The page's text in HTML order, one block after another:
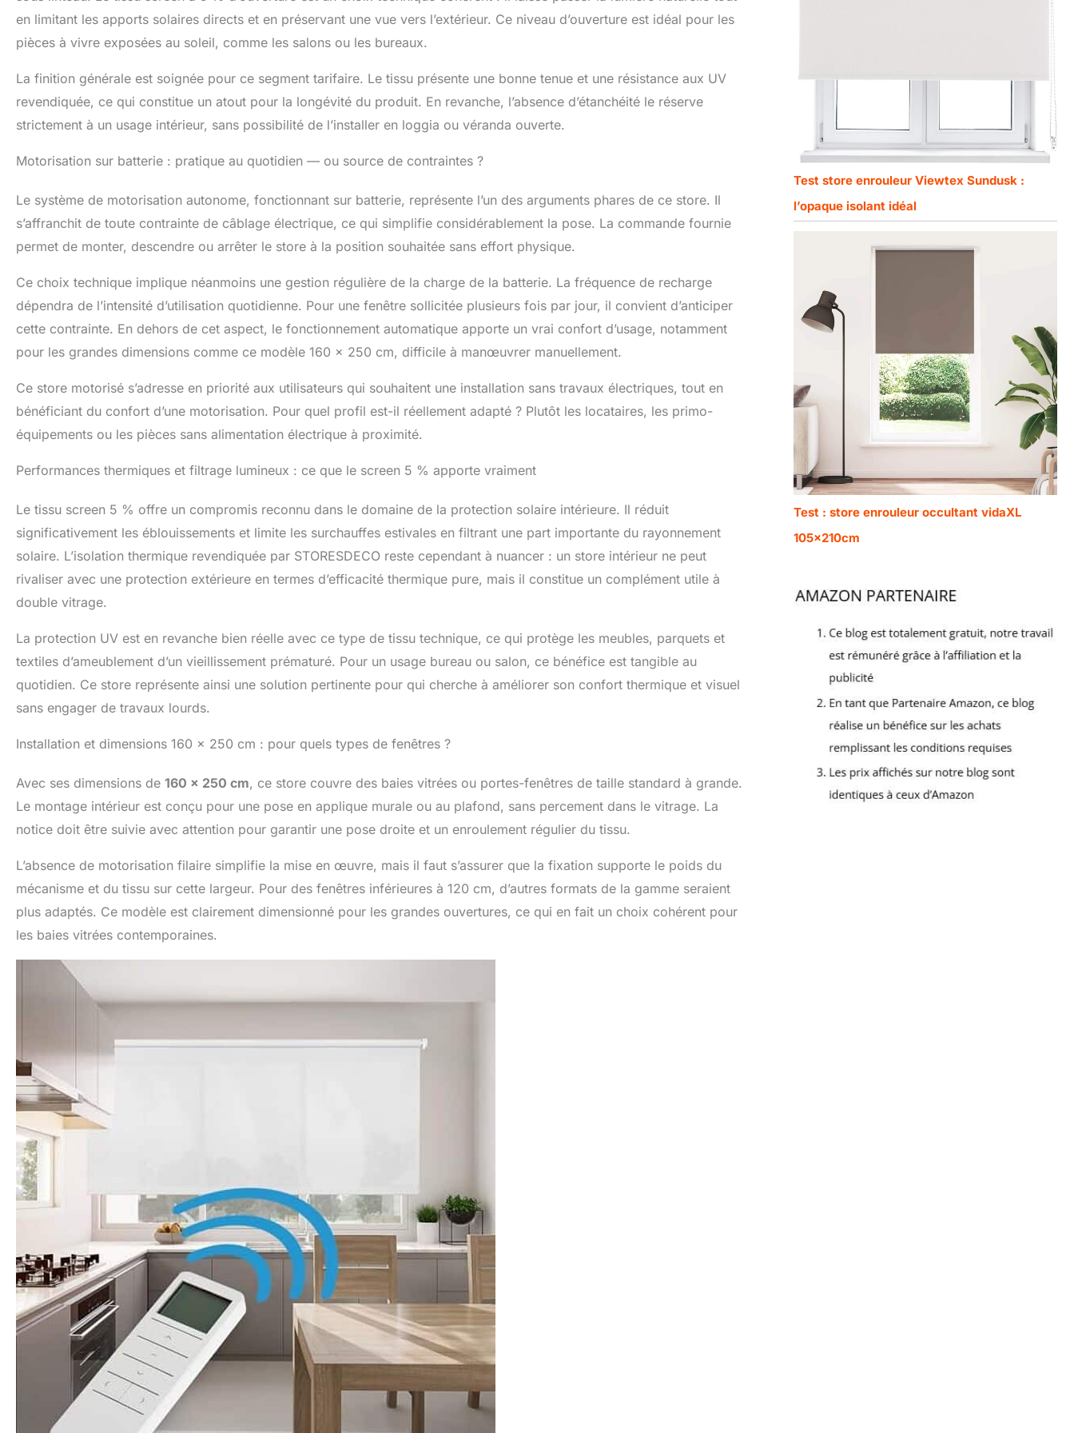
Nous offrons aussi un excellent service client et après-vente pour résoudre
les questions ou problèmes de commande et de livraison.
en limitant les apports solaires directs et en préservant une vue vers l’extérieur. Ce niveau d’ouverture est idéal pour les
pièces à vivre exposées au soleil, comme les salons ou les bureaux.
La finition générale est soignée pour ce segment tarifaire. Le tissu présente une bonne tenue et une résistance aux UV
revendiquée, ce qui constitue un atout pour la longévité du produit. En revanche, l’absence d’étanchéité le réserve
strictement à un usage intérieur, sans possibilité de l’installer en loggia ou véranda ouverte.
Motorisation sur batterie : pratique au quotidien — ou source de contraintes ?
Le système de motorisation autonome, fonctionnant sur batterie, représente l’un des arguments phares de ce store. Il
s’affranchit de toute contrainte de câblage électrique, ce qui simplifie considérablement la pose. La commande fournie
permet de monter, descendre ou arrêter le store à la position souhaitée sans effort physique.
Ce choix technique implique néanmoins une gestion régulière de la charge de la batterie. La fréquence de recharge
dépendra de l’intensité d’utilisation quotidienne. Pour une fenêtre sollicitée plusieurs fois par jour, il convient d’anticiper
cette contrainte. En dehors de cet aspect, le fonctionnement automatique apporte un vrai confort d’usage, notamment
pour les grandes dimensions comme ce modèle 160 x 250 cm, difficile à manœuvrer manuellement.
Ce store motorisé s’adresse en priorité aux utilisateurs qui souhaitent une installation sans travaux électriques, tout en
bénéficiant du confort d’une motorisation. Pour quel profil est-il réellement adapté ? Plutôt les locataires, les primo-
équipements ou les pièces sans alimentation électrique à proximité.
Performances thermiques et filtrage lumineux : ce que le screen 5 % apporte vraiment
Le tissu screen 5 % offre un compromis reconnu dans le domaine de la protection solaire intérieure. Il réduit
significativement les éblouissements et limite les surchauffes estivales en filtrant une part importante du rayonnement
solaire. L’isolation thermique revendiquée par STORESDECO reste cependant à nuancer : un store intérieur ne peut
rivaliser avec une protection extérieure en termes d’efficacité thermique pure, mais il constitue un complément utile à
double vitrage.
La protection UV est en revanche bien réelle avec ce type de tissu technique, ce qui protège les meubles, parquets et
textiles d’ameublement d’un vieillissement prématuré. Pour un usage bureau ou salon, ce bénéfice est tangible au
quotidien. Ce store représente ainsi une solution pertinente pour qui cherche à améliorer son confort thermique et visuel
sans engager de travaux lourds.
Installation et dimensions 160 x 250 cm : pour quels types de fenêtres ?
Avec ses dimensions de 160 x 250 cm, ce store couvre des baies vitrées ou portes-fenêtres de taille standard à grande.
Le montage intérieur est conçu pour une pose en applique murale ou au plafond, sans percement dans le vitrage. La
notice doit être suivie avec attention pour garantir une pose droite et un enroulement régulier du tissu.
L’absence de motorisation filaire simplifie la mise en œuvre, mais il faut s’assurer que la fixation supporte le poids du
mécanisme et du tissu sur cette largeur. Pour des fenêtres inférieures à 120 cm, d’autres formats de la gamme seraient
plus adaptés. Ce modèle est clairement dimensionné pour les grandes ouvertures, ce qui en fait un choix cohérent pour
les baies vitrées contemporaines.
Test store enrouleur Viewtex Sundusk :
l’opaque isolant idéal
Test : store enrouleur occultant vidaXL
105x210cm